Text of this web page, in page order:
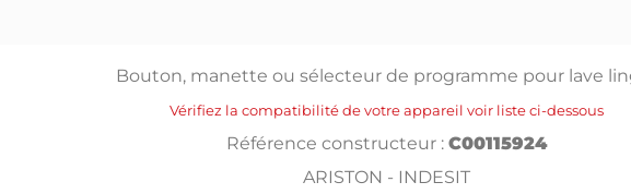
Bouton, manette ou sélecteur de programme pour lave
Vérifiez la compatibilité de votre appareil voir liste ci-dessous
Référence constructeur : C00115924
ARISTON - INDESIT